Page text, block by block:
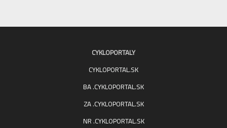
CYKLOPORTALY
CYKLOPORTAL.SK
BA .CYKLOPORTAL.SK
ZA .CYKLOPORTAL.SK
NR .CYKLOPORTAL.SK